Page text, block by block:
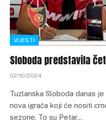
VIJESTI
Sloboda predstavila
02/10/2024
Tuzlanska Sloboda danas
nova igrača koji će nositi
sezone. To su Petar…